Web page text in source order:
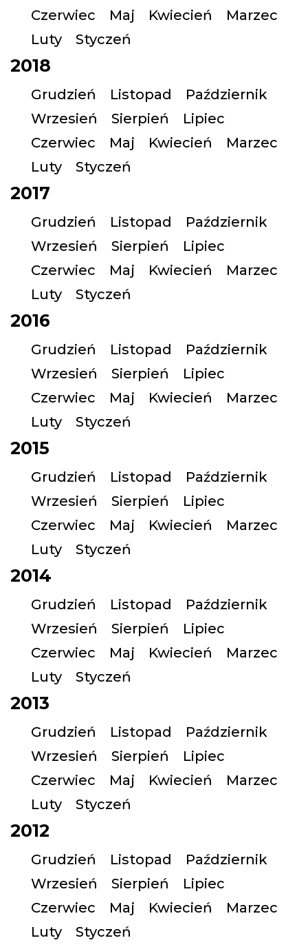
Czerwiec
Maj Kwiecień
Marzec
Luty
Styczeń
2018
Grudzień Listopad
Październik
Wrzesień
Sierpień
Lipiec
Czerwiec
Maj Kwiecień
Marzec
Luty
Styczeń
2017
Grudzień Listopad
Październik
Wrzesień
Sierpień
Lipiec
Czerwiec
Maj Kwiecień
Marzec
Luty
Styczeń
2016
Grudzień Listopad
Październik
Wrzesień
Sierpień
Lipiec
Czerwiec
Maj Kwiecień
Marzec
Luty
Styczeń
2015
Grudzień Listopad
Październik
Wrzesień
Sierpień
Lipiec
Czerwiec
Maj Kwiecień
Marzec
Luty
Styczeń
2014
Grudzień Listopad
Październik
Wrzesień
Sierpień
Lipiec
Czerwiec
Maj Kwiecień
Marzec
Luty
Styczeń
2013
Grudzień Listopad
Październik
Wrzesień
Sierpień
Lipiec
Czerwiec
Maj Kwiecień
Marzec
Luty
Styczeń
2012
Grudzień Listopad
Październik
Wrzesień
Sierpień
Lipiec
Czerwiec
Maj Kwiecień
Marzec
Luty
Styczeń